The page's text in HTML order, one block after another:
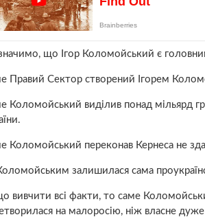
що Ігор Коломойський є
Правий Сектор створений Ігорем
Коломойський виділив понад мільярд
Коломойський переконав Кернеса не
залишилася сама
вивчити всі факти, то саме
на малоросію, ніж власне